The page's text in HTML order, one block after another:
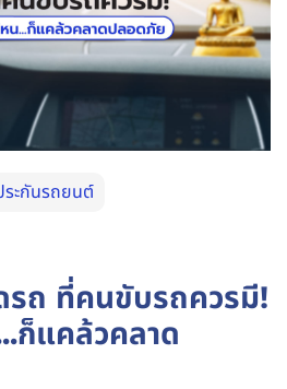
ระกันรถยนต์
ถ ที่คนขับรถควรมี!
ก็แคล้วคลาด